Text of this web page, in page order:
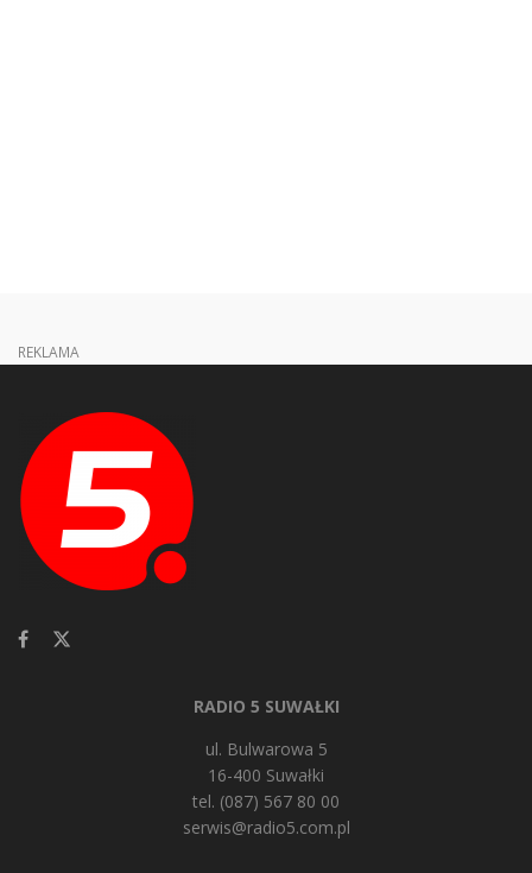
REKLAMA
RADIO 5 SUWAŁKI
ul. Bulwarowa 5
16-400 Suwałki
tel. (087) 567 80 00
serwis@radio5.com.pl